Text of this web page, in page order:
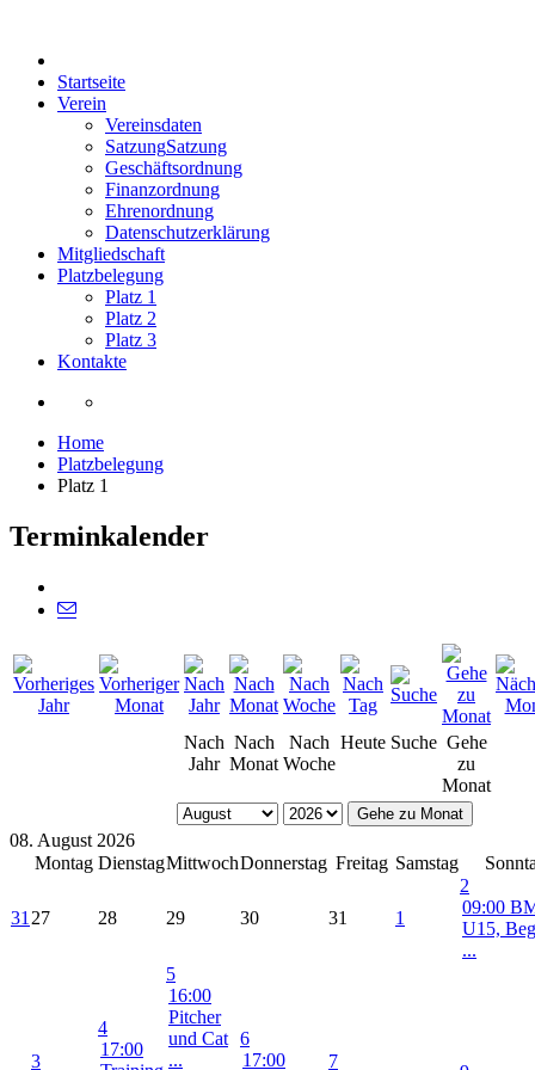
Startseite
Verein
Vereinsdaten
SatzungSatzung
Geschäftsordnung
Finanzordnung
Ehrenordnung
Datenschutzerklärung
Mitgliedschaft
Platzbelegung
Platz 1
Platz 2
Platz 3
Kontakte
Home
Platzbelegung
Platz 1
Terminkalender
Nach
Jahr
Nach
Monat
Nach
Woche
Heute Suche Gehe
zu
Monat
Gehe zu Monat
08. August 2026
Montag DienstagMittwochDonnerstag Freitag Samstag
31 27 28 29 30 31 1
2
09:00
U15,
...
3
4
17:00
5
16:00
Pitcher
und Cat
...
6
17:00
7